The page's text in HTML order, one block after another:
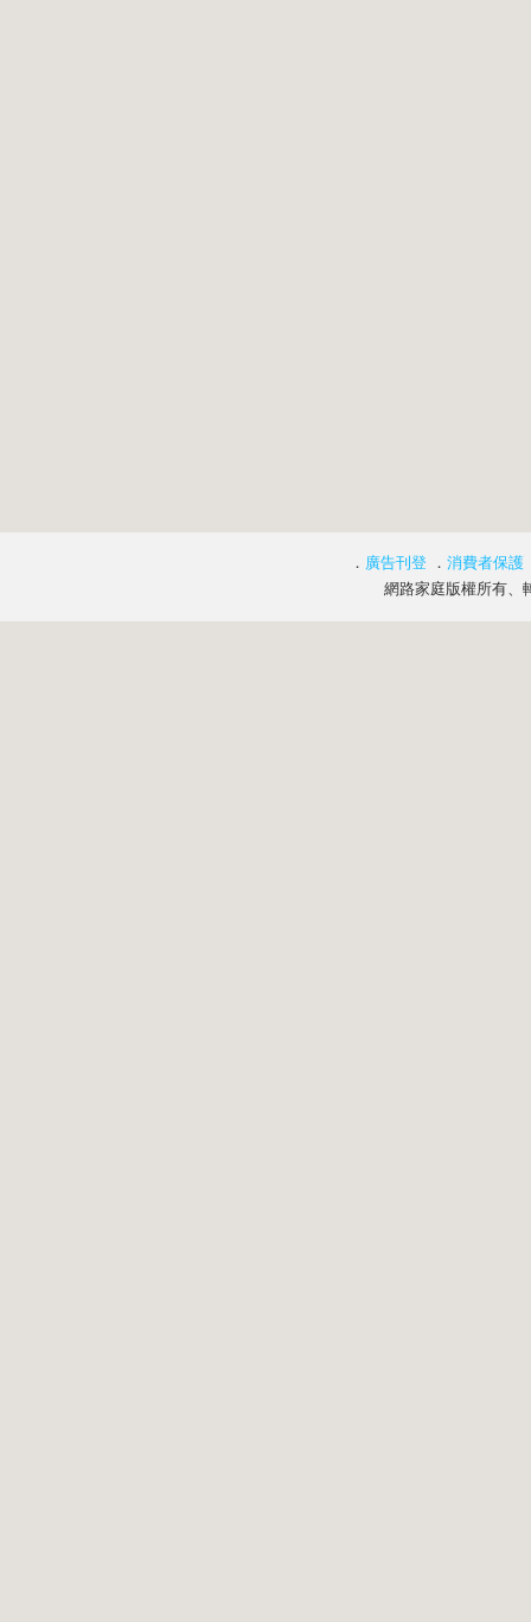
． 廣告刊登 ． 消費者保護
網路家庭版權所有、